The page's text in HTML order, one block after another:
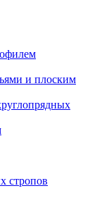
и плоским
стропов